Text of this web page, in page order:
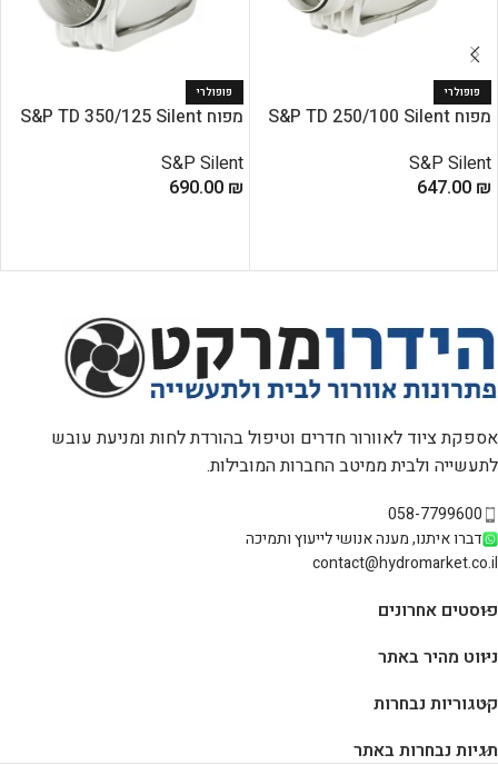
פופולרי
מפוח S&P TD 250/100 Silent
S&P Silent
647.00 ₪
פופולרי
מפוח S&P TD 350/125 Silent
S&P Silent
690.00 ₪
אספקת ציוד לאוורור חדרים וטיפול בהורדת לחות ומניעת עובש
לתעשייה ולבית ממיטב החברות המובילות.
058-7799600
דברו איתנו, מענה אנושי לייעוץ ותמיכה
contact@hydromarket.co.il
פוסטים אחרונים
ניווט מהיר באתר
קטגוריות נבחרות
תגיות נבחרות באתר